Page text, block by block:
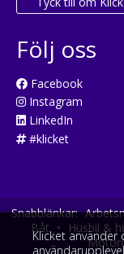
Följ oss
Facebook
Instagram
LinkedIn
#klicket
Snabblänkar:
Båt • Husbil &
Klicket